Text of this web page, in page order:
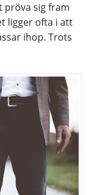
pröva sig fram
ligger ofta i att
ihop. Trots